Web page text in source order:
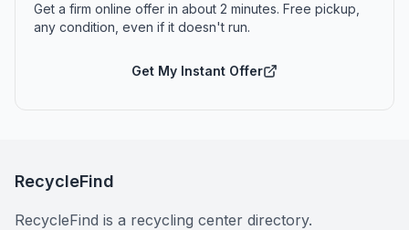
Get a firm online offer in about 2 minutes. Free pickup,
any condition, even if it doesn't run.
Get My Instant Offer
RecycleFind
RecycleFind is a recycling center directory.